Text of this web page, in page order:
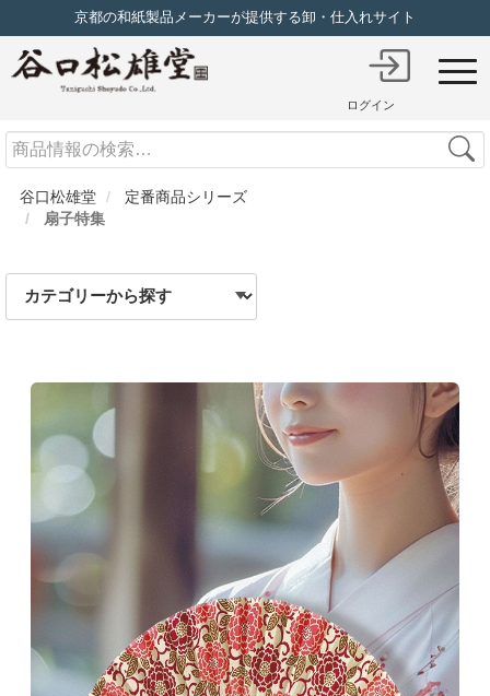
京都の和紙製品メーカーが提供する卸・仕入れサイト
ログイン
谷口松雄堂
定番商品シリーズ
扇子特集
Search